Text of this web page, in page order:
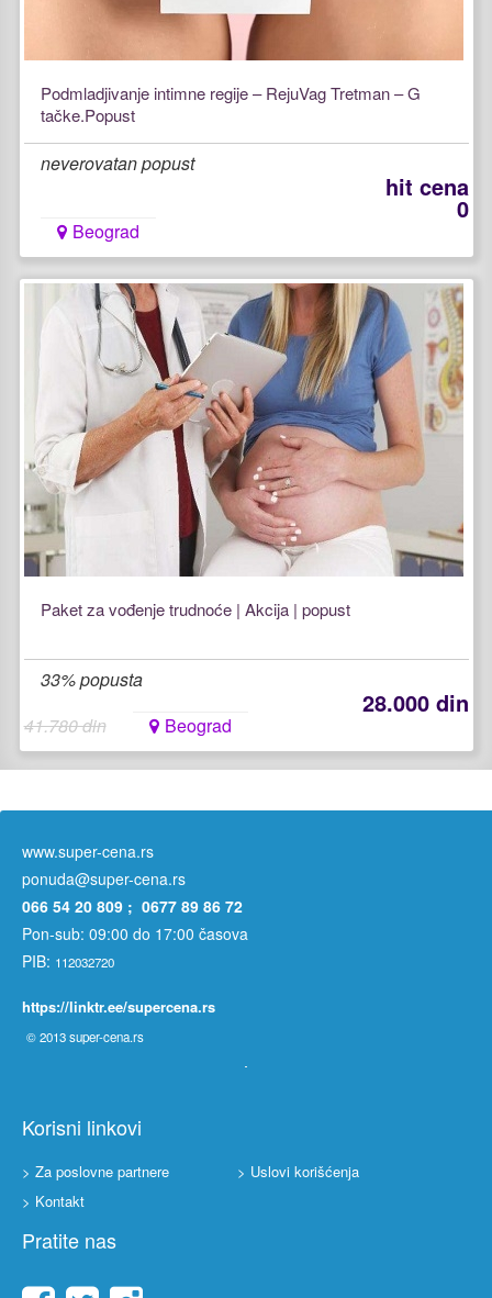
Podmladjivanje intimne regije – RejuVag Tretman – G
tačke.Popust
neverovatan popust
hit cena
0
Beograd
Paket za vođenje trudnoće | Akcija | popust
33% popusta
28.000 din
41.780 din Beograd
www.super-cena.rs
ponuda@super-cena.rs
066 54 20 809 ; 0677 89 86 72
Pon-sub: 09:00 do 17:00 časova
PIB: 112032720
https://linktr.ee/supercena.rs
© 2013super-cena.rs
Korisni linkovi
> Za poslovne partnere
> Uslovi korišćenja
> Kontakt
Pratite nas